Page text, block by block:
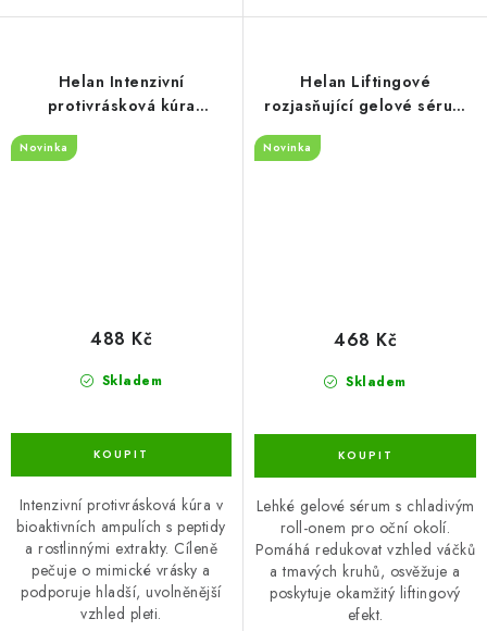
Helan Intenzivní
protivrásková kúra
ampule 8×2 ml
Novinka
Skladem
488 Kč
Intenzivní protivrásková kúra v
bioaktivních ampulích s peptidy
a rostlinnými extrakty. Cíleně
pečuje o mimické vrásky a
podporuje hladší, uvolněnější
vzhled pleti.
Helan Liftingové
rozjasňující gelové sérum
kruhům 10 ml
Novinka
Skladem
468 Kč
Lehké gelové sérum s chladivým
roll-onem pro oční okolí.
Pomáhá redukovat vzhled váčků
a tmavých kruhů, osvěžuje a
poskytuje okamžitý liftingový
efekt.